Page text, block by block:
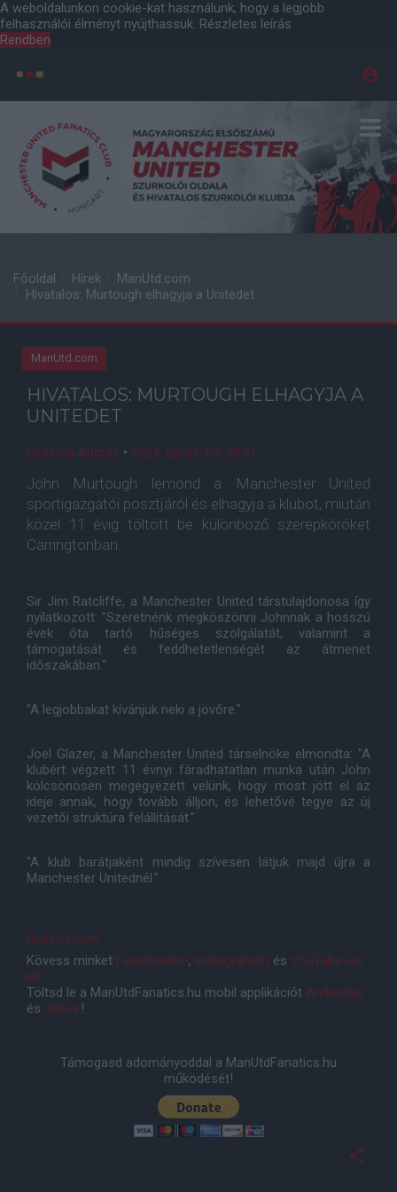
A weboldalunkon cookie-kat használunk, hogy a legjobb
felhasználói élményt nyújthassuk. Részletes leírás
Rendben
Főoldal Hírek
ManUtd.com
Hivatalos: Murtough elhagyja a Unitedet
ManUtd.com
HIVATALOS: MURTOUGH ELHAGYJA A
UNITEDET
Bederna András • 2024. április. 09. 20:51
John Murtough lemond a Manchester United
sportigazgatói posztjáról és elhagyja a klubot, miután
közel 11 évig töltött be különböző szerepköröket
Carringtonban.
Sir Jim Ratcliffe, a Manchester United társtulajdonosa így
nyilatkozott: "Szeretnénk megköszönni Johnnak a hosszú
évek óta tartó hűséges szolgálatát, valamint a
támogatását és feddhetetlenségét az átmenet
időszakában."
"A legjobbakat kívánjuk neki a jövőre."
Joel Glazer, a Manchester United társelnöke elmondta: "A
klubért végzett 11 évnyi fáradhatatlan munka után John
kölcsönösen megegyezett velünk, hogy most jött el az
ideje annak, hogy tovább álljon, és lehetővé tegye az új
vezetői struktúra felállítását."
"A klub barátjaként mindig szívesen látjuk majd újra a
Manchester Unitednél."
manutd.com
Kövess minket Facebookon, Instagramon és YouTube-on
is!
Töltsd le a ManUtdFanatics.hu mobil applikációt Androidra
és iOS-re!
Támogasd adományoddal a ManUtdFanatics.hu
működését!